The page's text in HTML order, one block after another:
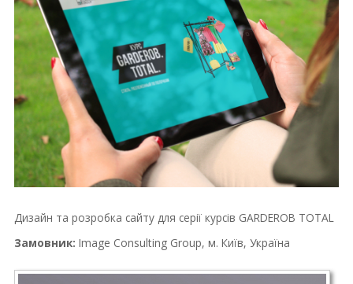
Дизайн та розробка сайту для серії курсів GARDEROB TOTAL
Замовник: Image Consulting Group, м. Київ, Україна